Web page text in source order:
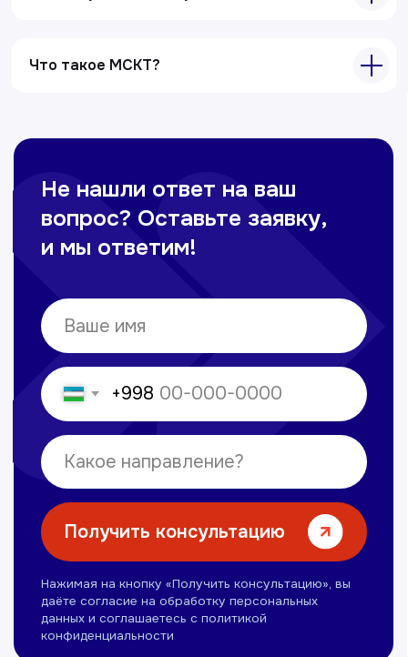
Что такое МСКТ?
Сайт сделан вfuture-group.uz
Политика обработки персональных данных
© Copyright — 2025, TTD